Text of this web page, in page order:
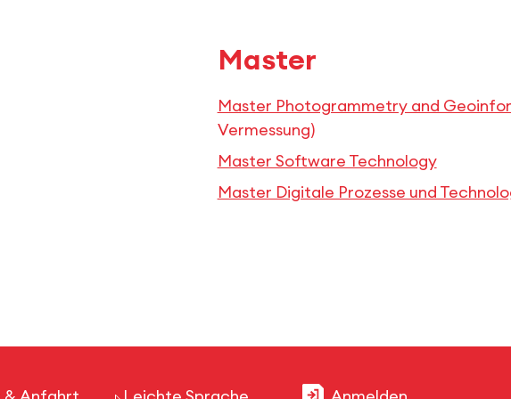
Master
Master Photogrammetry and
Vermessung)
Master Software Technology
Master Digitale Prozesse und